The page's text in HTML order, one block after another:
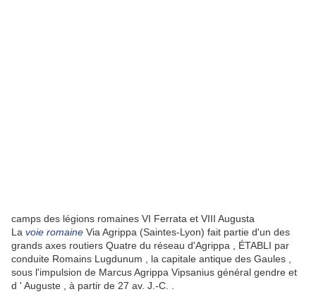
camps des légions romaines VI Ferrata et VIII Augusta
La voie romaine Via Agrippa (Saintes-Lyon) fait partie d'un des
grands axes routiers Quatre du réseau d'Agrippa , ÉTABLI par
conduite Romains Lugdunum , la capitale antique des Gaules ,
sous l'impulsion de Marcus Agrippa Vipsanius général gendre et
d ' Auguste , à partir de 27 av. J.-C. .